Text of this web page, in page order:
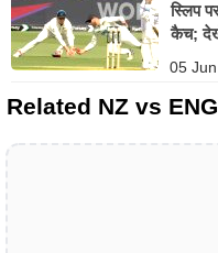
स्लिप
कैच;
05
Related NZ vs